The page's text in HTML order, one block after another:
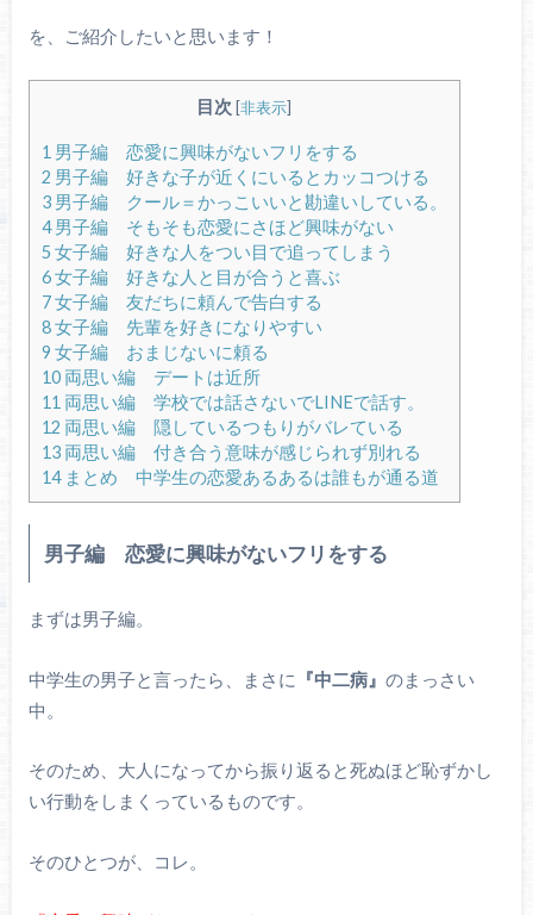
を、ご紹介したいと思います！
目次 [非表示]
1 男子編 恋愛に興味がないフリをする
2 男子編 好きな子が近くにいるとカッコつける
3男子編 クール＝かっこいいと勘違いしている。
4男子編 そもそも恋愛にさほど興味がない
5 女子編 好きな人をつい目で追ってしまう
6女子編 好きな人と目が合うと喜ぶ
7女子編 友だちに頼んで告白する
8女子編 先輩を好きになりやすい
9 女子編 おまじないに頼る
10両思い編 デートは近所
11 両思い編 学校では話さないでLINEで話す。
12 両思い編 隠しているつもりがバレている
13両思い編 付き合う意味が感じられず別れる
14まとめ 中学生の恋愛あるあるは誰もが通る道
男子編 恋愛に興味がないフリをする
まずは男子編。
中学生の男子と言ったら、まさに 『中二病』 のまっさい
中。
そのため、大人になってから振り返ると死ぬほど恥ずかし
い行動をしまくっているものです。
そのひとつが、コレ。